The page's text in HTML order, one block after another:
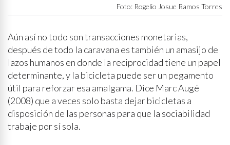
Foto: Rogelio Josue Ramos Torres
Aún así no todo son transacciones monetarias,
después de todo la caravana es también un amasijo de
lazos humanos en donde la reciprocidad tiene un papel
determinante, y la bicicleta puede ser un pegamento
útil para reforzar esa amalgama. Dice Marc Augé
(2008) que a veces solo basta dejar bicicletas a
disposición de las personas para que la sociabilidad
trabaje por sí sola.